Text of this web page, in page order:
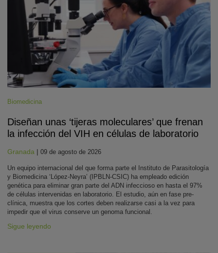
Biomedicina
Diseñan unas ‘tijeras moleculares’ que frenan
la infección del VIH en células de laboratorio
Granada | 09 de agosto de 2026
Un equipo internacional del que forma parte el Instituto de Parasitología
y Biomedicina ‘López-Neyra’ (IPBLN-CSIC) ha empleado edición
genética para eliminar gran parte del ADN infeccioso en hasta el 97%
de células intervenidas en laboratorio. El estudio, aún en fase pre-
clínica, muestra que los cortes deben realizarse casi a la vez para
impedir que el virus conserve un genoma funcional.
Sigue leyendo